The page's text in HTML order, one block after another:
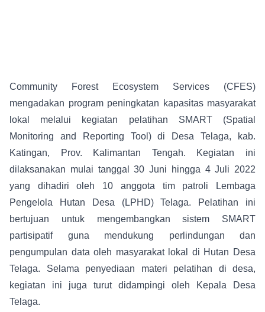
Community Forest Ecosystem Services (CFES)
mengadakan program peningkatan kapasitas masyarakat
lokal melalui kegiatan pelatihan SMART (Spatial
Monitoring and Reporting Tool) di Desa Telaga, kab.
Katingan, Prov. Kalimantan Tengah. Kegiatan ini
dilaksanakan mulai tanggal 30 Juni hingga 4 Juli 2022
yang dihadiri oleh 10 anggota tim patroli Lembaga
Pengelola Hutan Desa (LPHD) Telaga. Pelatihan ini
bertujuan untuk mengembangkan sistem SMART
partisipatif guna mendukung perlindungan dan
pengumpulan data oleh masyarakat lokal di Hutan Desa
Telaga. Selama penyediaan materi pelatihan di desa,
kegiatan ini juga turut didampingi oleh Kepala Desa
Telaga.